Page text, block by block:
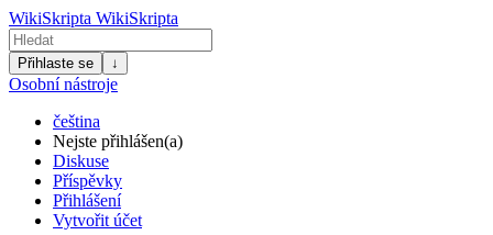
WikiSkripta WikiSkripta
Přihlaste se ↓
Osobní nástroje
čeština
Nejste přihlášen(a)
Diskuse
Příspěvky
Přihlášení
Vytvořit účet